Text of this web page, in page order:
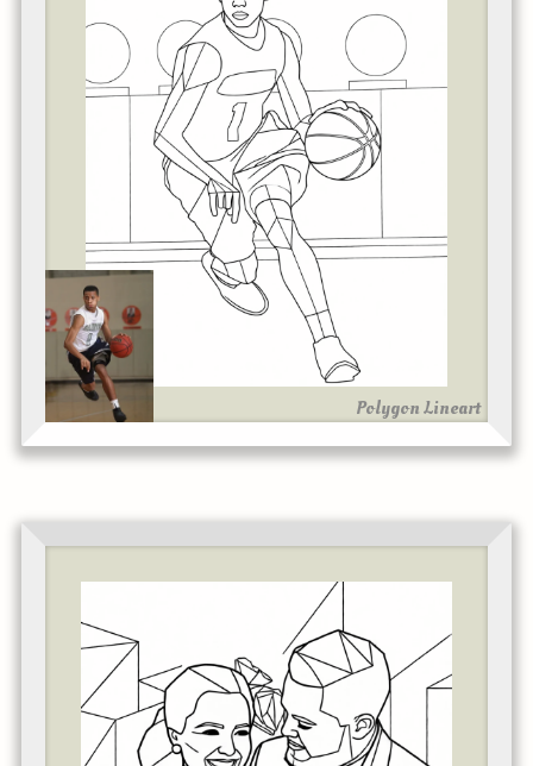
Polygon Lineart